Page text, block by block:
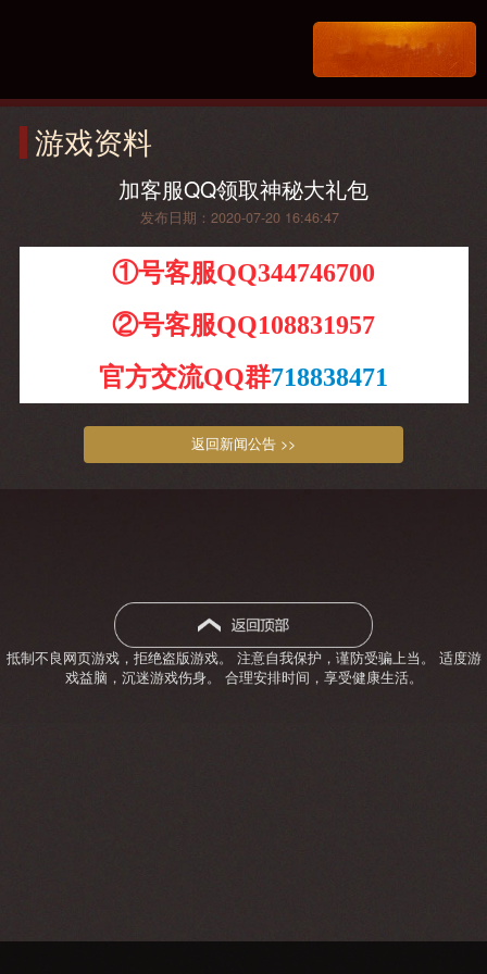
游戏资料
加客服QQ领取神秘大礼包
发布日期：2020-07-20 16:46:47
①号客服QQ344746700
②号客服QQ108831957
官方交流QQ群718838471
返回新闻公告 >>
抵制不良网页游戏，拒绝盗版游戏。 注意自我保护，谨防受骗上当。 适度游
戏益脑，沉迷游戏伤身。 合理安排时间，享受健康生活。